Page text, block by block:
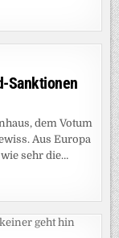
Sanktionen
dem Votum
Aus Europa
sehr die…